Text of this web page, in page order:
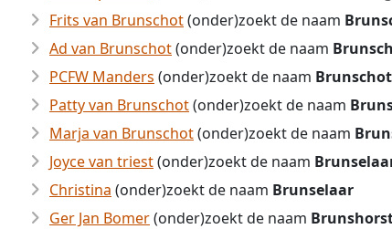
Frits van Brunschot(onder)zoekt de naam
Ad van Brunschot(onder)zoekt de naam
PCFW Manders (onder)zoekt de naam
Patty van Brunschot(onder)zoekt de naam
Marja van Brunschot(onder)zoekt de naam
Joyce van triest(onder)zoekt de naam
Christina (onder)zoekt de naam Brunselaar
Ger Jan Bomer(onder)zoekt de naam